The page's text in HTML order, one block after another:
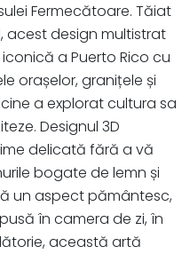
Fermecătoare. Tăiat
acest design multistrat
a Puerto Rico cu
orașelor, granițele și
a explorat cultura sa
Designul 3D
delicată fără a vă
bogate de lemn și
un aspect pământesc,
în camera de zi, în
această artă